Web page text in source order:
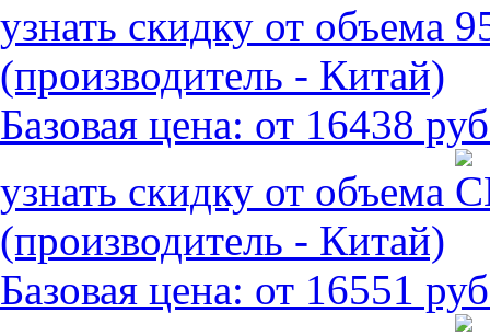
узнать скидку от объема
(производитель - Китай)
Базовая цена: от 16438
узнать скидку от объема
(производитель - Китай)
Базовая цена: от 16551